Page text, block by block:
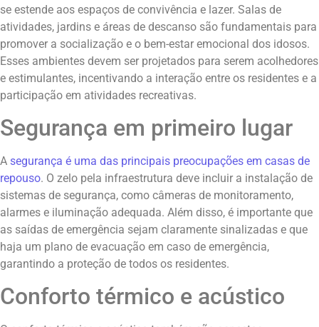
se estende aos espaços de convivência e lazer. Salas de
atividades, jardins e áreas de descanso são fundamentais para
promover a socialização e o bem-estar emocional dos idosos.
Esses ambientes devem ser projetados para serem acolhedores
e estimulantes, incentivando a interação entre os residentes e a
participação em atividades recreativas.
Segurança em primeiro lugar
A segurança é uma das principais preocupações em casas de
repouso. O zelo pela infraestrutura deve incluir a instalação de
sistemas de segurança, como câmeras de monitoramento,
alarmes e iluminação adequada. Além disso, é importante que
as saídas de emergência sejam claramente sinalizadas e que
haja um plano de evacuação em caso de emergência,
garantindo a proteção de todos os residentes.
Conforto térmico e acústico